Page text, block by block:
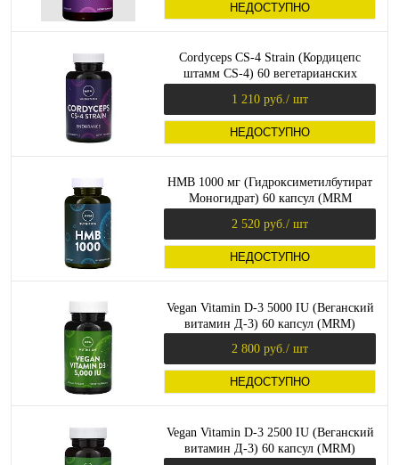
НЕДОСТУПНО
Cordyceps CS-4 Strain (Кордицепс
штамм CS-4) 60 вегетарианских
1 210 руб. / шт
НЕДОСТУПНО
HMB 1000 мг (Гидроксиметилбутират
Моногидрат) 60 капсул (MRM
2 520 руб. / шт
НЕДОСТУПНО
Vegan Vitamin D-3 5000 IU (Веганский
витамин Д-3) 60 капсул (MRM)
2 800 руб. / шт
НЕДОСТУПНО
Vegan Vitamin D-3 2500 IU (Веганский
витамин Д-3) 60 капсул (MRM)